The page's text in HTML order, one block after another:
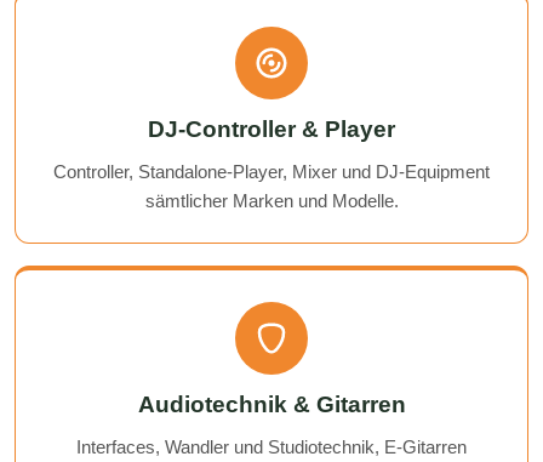
DJ-Controller & Player
Controller, Standalone-Player, Mixer und DJ-Equipment
sämtlicher Marken und Modelle.
Audiotechnik & Gitarren
Interfaces, Wandler und Studiotechnik, E-Gitarren